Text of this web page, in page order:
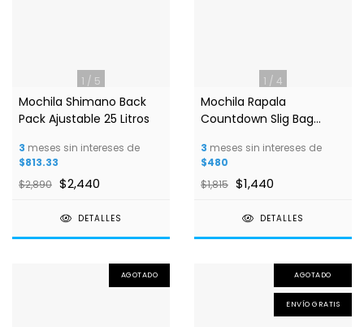
1 / 5
Mochila Shimano Back
Pack Ajustable 25 Litros
3 meses sin intereses de
$813.33
$2,890 $2,440
DETALLES
1 / 4
Mochila Rapala
Countdown Slig Bag
3 meses sin intereses de
$480
$1,815 $1,440
DETALLES
AGOTADO AGOTADO
ENVÍO GRATIS